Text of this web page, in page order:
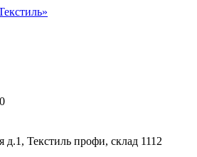
д.1, Текстиль профи, склад 1112